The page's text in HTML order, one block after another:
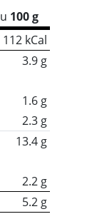
100 g
kCal
3.9 g
1.6 g
2.3 g
13.4 g
2.2 g
5.2 g